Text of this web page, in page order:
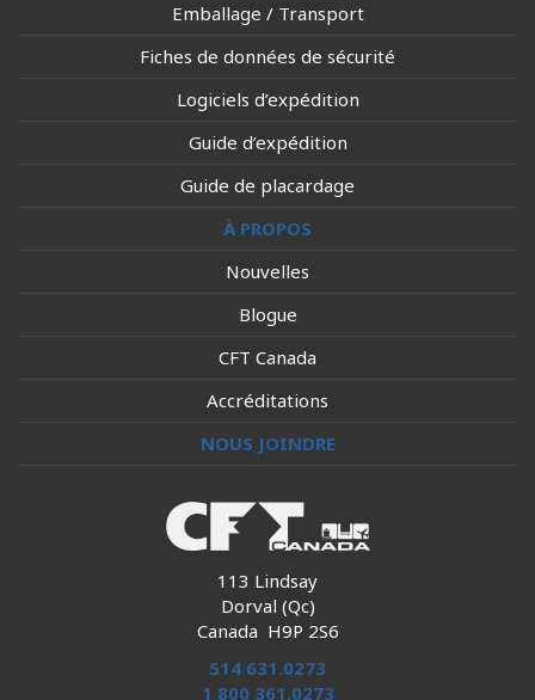
Emballage / Transport
Fiches de données de sécurité
Logiciels d’expédition
Guide d’expédition
Guide de placardage
À PROPOS
Nouvelles
Blogue
CFT Canada
Accréditations
NOUS JOINDRE
113 Lindsay
Dorval (Qc)
Canada H9P 2S6
514 631.0273
1 800 361.0273